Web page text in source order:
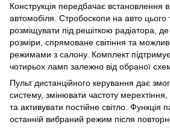
Конструкція передбачає встановлення
автомобіля. Стробоскопи на авто цього
розміщувати під решіткою радіатора, де
розміри, спрямоване світіння та
режимами з салону. Комплект
чотирьох ламп залежно від обраної
Пульт дистанційного керування дає
систему, змінювати частоту
та активувати постійне світло. Функція
останній вибраний режим після